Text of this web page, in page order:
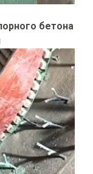
бетона